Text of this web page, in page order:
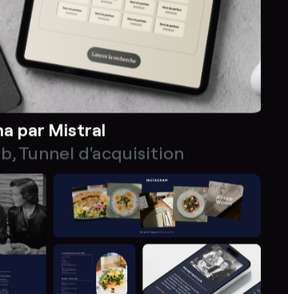
par Mistral
,Tunnel d'acquisition